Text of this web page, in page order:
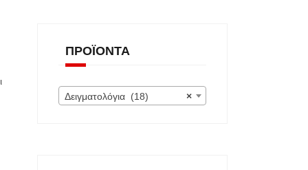
ΠΡΟΪΌΝΤΑ
×
Δειγματολόγια (18)